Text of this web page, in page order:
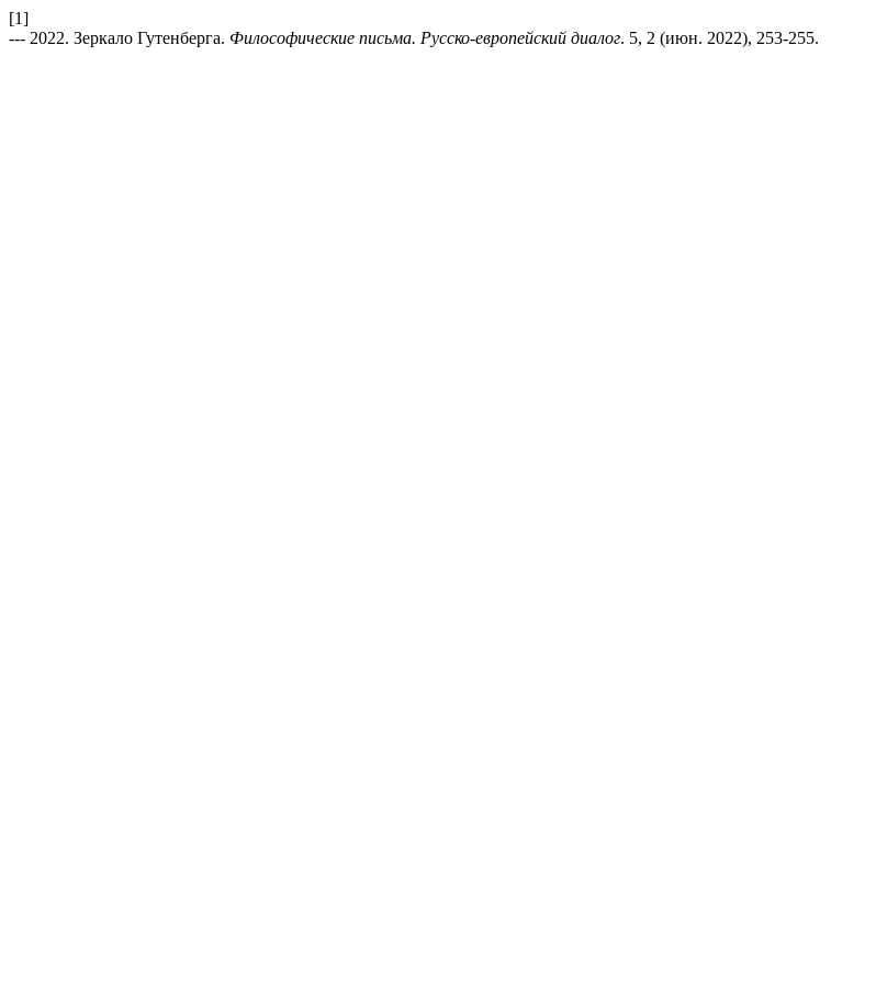
[1]
--- 2022. Зеркало Гутенберга. Философические письма. Русско-европейский диалог. 5, 2 (июн. 2022), 253-255.